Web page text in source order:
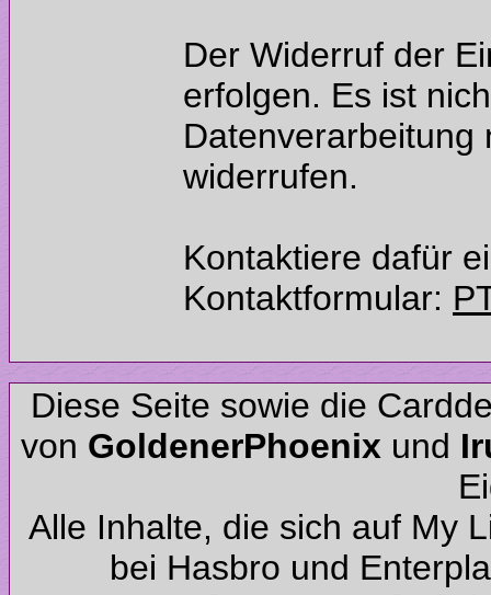
Der Widerruf der
erfolgen. Es ist
Datenverarbeitung
Kontaktiere dafür
Kontaktformular:
Diese Seite sowie die
von
und
Alle Inhalte, die sich auf My